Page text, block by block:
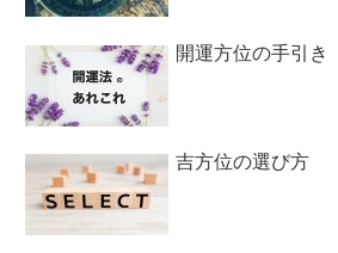
開運方位の手引き
吉方位の選び方